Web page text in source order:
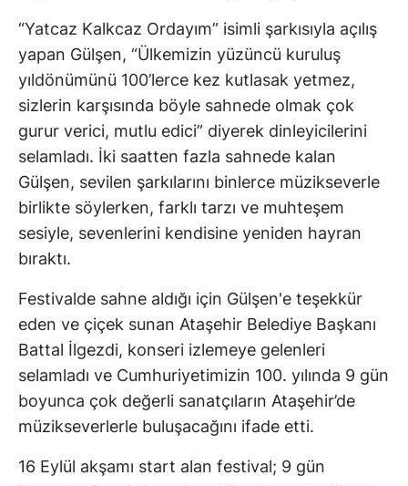
“Yatcaz Kalkcaz Ordayım” isimli şarkısıyla açılış
yapan Gülşen, “Ülkemizin yüzüncü kuruluş
yıldönümünü 100’lerce kez kutlasak yetmez,
sizlerin karşısında böyle sahnede olmak çok
gurur verici, mutlu edici” diyerek dinleyicilerini
selamladı. İki saatten fazla sahnede kalan
Gülşen, sevilen şarkılarını binlerce müzikseverle
birlikte söylerken, farklı tarzı ve muhteşem
sesiyle, sevenlerini kendisine yeniden hayran
bıraktı.
Festivalde sahne aldığı için Gülşen'e teşekkür
eden ve çiçek sunan Ataşehir Belediye Başkanı
Battal İlgezdi, konseri izlemeye gelenleri
selamladı ve Cumhuriyetimizin 100. yılında 9 gün
boyunca çok değerli sanatçıların Ataşehir’de
müzikseverlerle buluşacağını ifade etti.
16 Eylül akşamı start alan festival; 9 gün